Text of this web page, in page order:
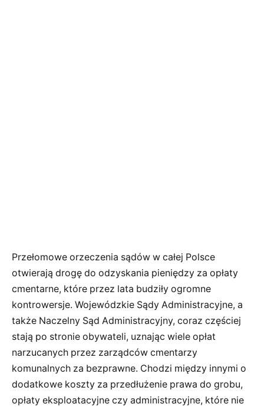
Przełomowe orzeczenia sądów w całej Polsce
otwierają drogę do odzyskania pieniędzy za opłaty
cmentarne, które przez lata budziły ogromne
kontrowersje. Wojewódzkie Sądy Administracyjne, a
także Naczelny Sąd Administracyjny, coraz częściej
stają po stronie obywateli, uznając wiele opłat
narzucanych przez zarządców cmentarzy
komunalnych za bezprawne. Chodzi między innymi o
dodatkowe koszty za przedłużenie prawa do grobu,
opłaty eksploatacyjne czy administracyjne, które nie